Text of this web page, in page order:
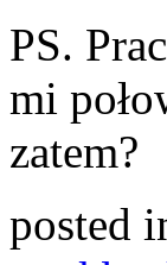
PS.
mi
zatem?
posted